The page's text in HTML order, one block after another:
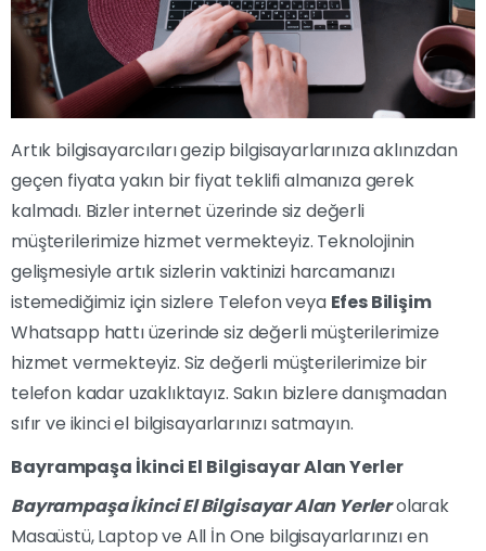
Artık bilgisayarcıları gezip bilgisayarlarınıza aklınızdan
geçen fiyata yakın bir fiyat teklifi almanıza gerek
kalmadı. Bizler internet üzerinde siz değerli
müşterilerimize hizmet vermekteyiz. Teknolojinin
gelişmesiyle artık sizlerin vaktinizi harcamanızı
istemediğimiz için sizlere Telefon veya Efes Bilişim
Whatsapp hattı üzerinde siz değerli müşterilerimize
hizmet vermekteyiz. Siz değerli müşterilerimize bir
telefon kadar uzaklıktayız. Sakın bizlere danışmadan
sıfır ve ikinci el bilgisayarlarınızı satmayın.
Bayrampaşa İkinci El Bilgisayar Alan Yerler
Bayrampaşa İkinci El Bilgisayar Alan Yerlerolarak
Masaüstü, Laptop ve All İn One bilgisayarlarınızı en